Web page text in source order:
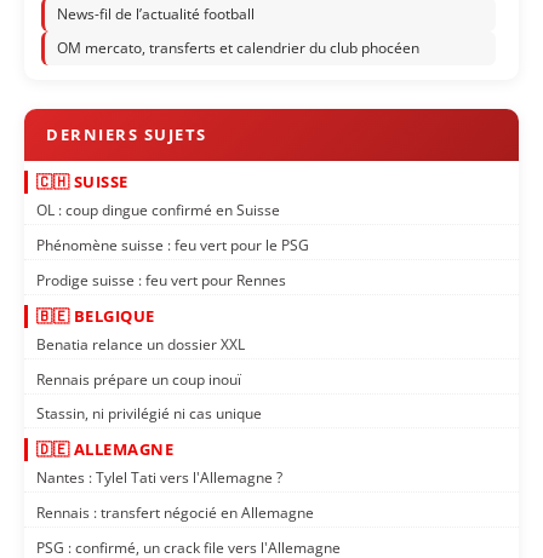
News-fil de l’actualité football
OM mercato, transferts et calendrier du club phocéen
🇨🇭 SUISSE
OL : coup dingue confirmé en Suisse
Phénomène suisse : feu vert pour le PSG
Prodige suisse : feu vert pour Rennes
🇧🇪 BELGIQUE
Benatia relance un dossier XXL
Rennais prépare un coup inouï
Stassin, ni privilégié ni cas unique
🇩🇪 ALLEMAGNE
Nantes : Tylel Tati vers l'Allemagne ?
Rennais : transfert négocié en Allemagne
PSG : confirmé, un crack file vers l'Allemagne